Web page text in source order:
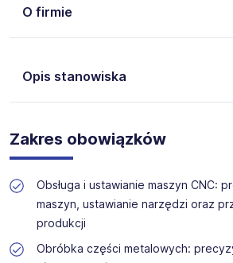
O firmie
granicą. Pomożemy Ci znaleźć pracę w
Niemcy, Austria, Holandia, Belgia,
Oferujemy szeroki wybór stanowisk w
technicznych, produkcyjnych i
zapewnia wsparcie na każdym etapie
Opis stanowiska
Oferta jest otwarta dla wszystkich
spełniają powyższe warunki.
Zakres obowiązków
Obsługa i ustawianie maszyn CNC:
maszyn, ustawianie narzędzi oraz
produkcji
Obróbka części metalowych: